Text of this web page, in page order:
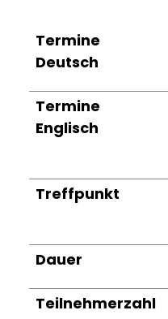
Termine
Deutsch
Termine
Englisch
Treffpunkt
Dauer
Teilnehmerzahl